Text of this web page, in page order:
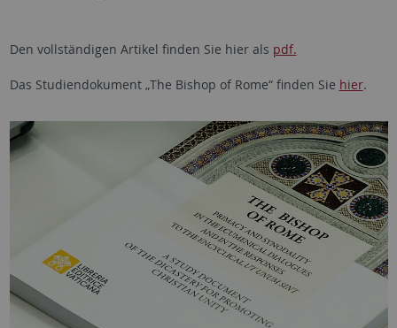
Den vollständigen Artikel finden Sie hier als pdf.
Das Studiendokument „The Bishop of Rome“ finden Sie hier.